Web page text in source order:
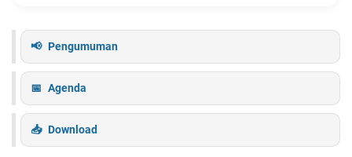
Pengumuman
Agenda
Download